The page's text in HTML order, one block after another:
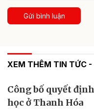
Gửi bình luận
XEM THÊM TIN TỨC -
Công bố quyết
học ở Thanh Hóa